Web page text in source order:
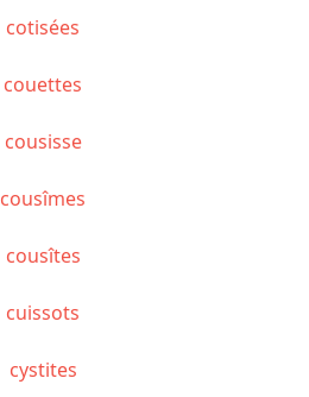
cotisées
couettes
cousisse
cousîmes
cousîtes
cuissots
cystites